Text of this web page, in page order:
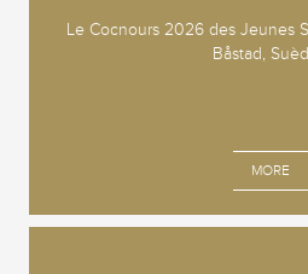
Le Cocnours 2026 des Jeunes
Båstad,
MORE